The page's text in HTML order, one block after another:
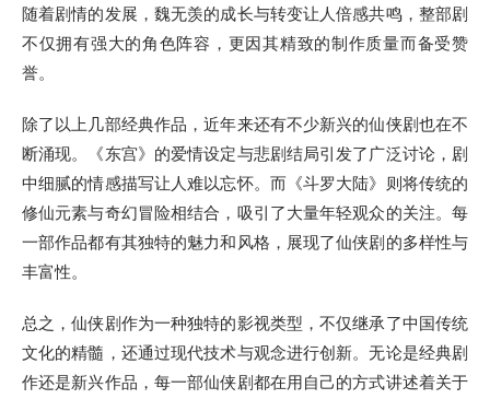
随着剧情的发展，魏无羡的成长与转变让人倍感共鸣，整部剧
不仅拥有强大的角色阵容，更因其精致的制作质量而备受赞
誉。
除了以上几部经典作品，近年来还有不少新兴的仙侠剧也在不
断涌现。《东宫》的爱情设定与悲剧结局引发了广泛讨论，剧
中细腻的情感描写让人难以忘怀。而《斗罗大陆》则将传统的
修仙元素与奇幻冒险相结合，吸引了大量年轻观众的关注。每
一部作品都有其独特的魅力和风格，展现了仙侠剧的多样性与
丰富性。
总之，仙侠剧作为一种独特的影视类型，不仅继承了中国传统
文化的精髓，还通过现代技术与观念进行创新。无论是经典剧
作还是新兴作品，每一部仙侠剧都在用自己的方式讲述着关于